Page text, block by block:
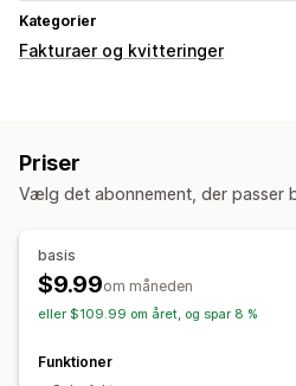
Kategorier
Fakturaer og kvitteringer
Filhåndtering
Automatisering af mail
Priser
Vælg det abonnement, der passer
basis
$9.99om måneden
eller $109.99 om året, og spar 8 %
Funktioner